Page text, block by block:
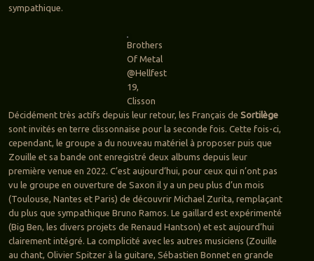
sympathique.
Brothers
Of Metal
@Hellfest
19,
Clisson
Décidément très actifs depuis leur retour, les Français de Sortilège
sont invités en terre clissonnaise pour la seconde fois. Cette fois-ci,
cependant, le groupe a du nouveau matériel à proposer puis que
Zouille et sa bande ont enregistré deux albums depuis leur
première venue en 2022. C’est aujourd’hui, pour ceux qui n’ont pas
vu le groupe en ouverture de Saxon il y a un peu plus d’un mois
(Toulouse, Nantes et Paris) de découvrir Michael Zurita, remplaçant
du plus que sympathique Bruno Ramos. Le gaillard est expérimenté
(Big Ben, les divers projets de Renaud Hantson) et est aujourd’hui
clairement intégré. La complicité avec les autres musiciens (Zouille
au chant, Olivier Spitzer à la guitare, Sébastien Bonnet en grande